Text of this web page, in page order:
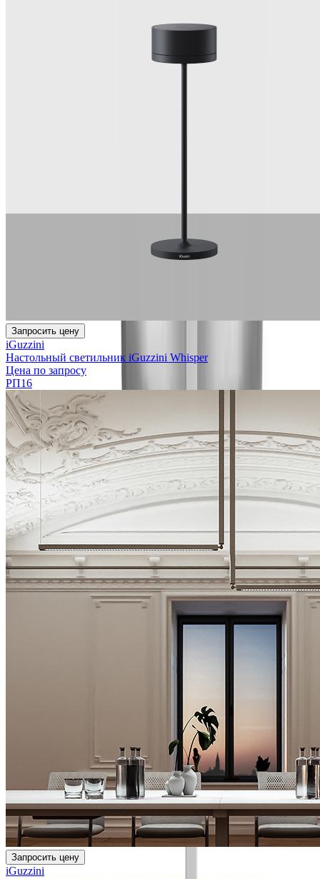
Запросить цену
iGuzzini
Настольный светильник iGuzzini Whisper
Цена по запросу
РП16
Запросить цену
iGuzzini